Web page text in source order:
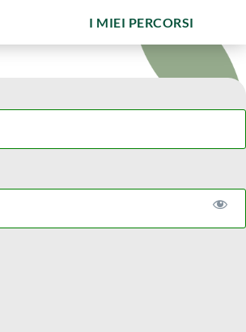
I MIEI PERCORSI